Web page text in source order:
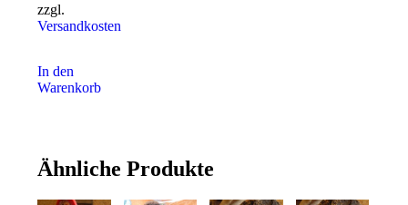
zzgl.
Versandkosten
In den
Warenkorb
Ähnliche Produkte